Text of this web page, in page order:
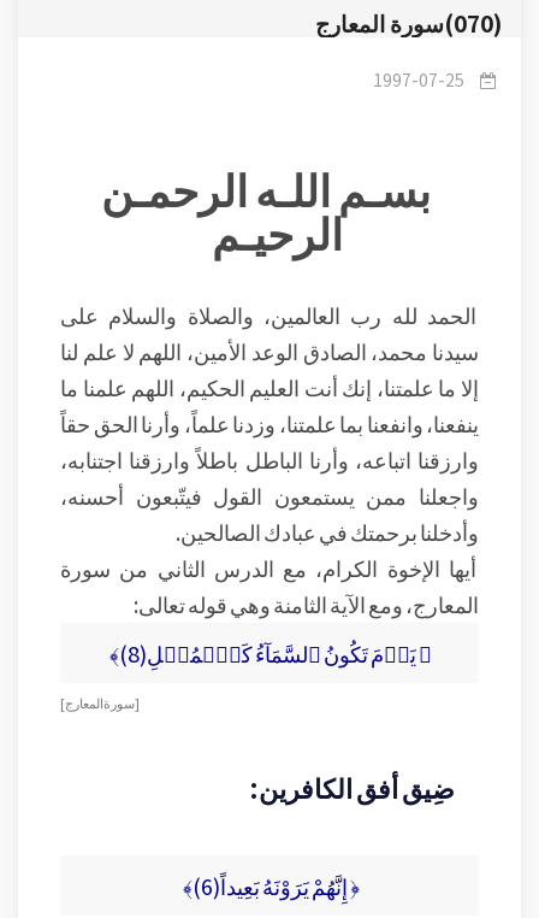
(070)سورة المعارج
1997-07-25
بسـم اللـه الرحمـن
الرحيـم
الحمد لله رب العالمين، والصلاة والسلام على
سيدنا محمد، الصادق الوعد الأمين، اللهم لا علم لنا
إلا ما علمتنا، إنك أنت العليم الحكيم، اللهم علمنا ما
ينفعنا، وانفعنا بما علمتنا، وزدنا علماً، وأرنا الحق حقاً
وارزقنا اتباعه، وأرنا الباطل باطلاً وارزقنا اجتنابه،
واجعلنا ممن يستمعون القول فيتّبعون أحسنه،
وأدخلنا برحمتك في عبادك الصالحين.
أيها الإخوة الكرام، مع الدرس الثاني من سورة
المعارج، ومع الآية الثامنة وهي قوله تعالى:
﴿ يَوۡمَ تَكُونُ ٱلسَّمَآءُ كَٱلۡمُهۡلِ(8)﴾
[ سورة المعارج ]
ضِيق أفق الكافرين:
﴿ إِنَّهُمْ يَرَوْنَهُ بَعِيداً(6)﴾